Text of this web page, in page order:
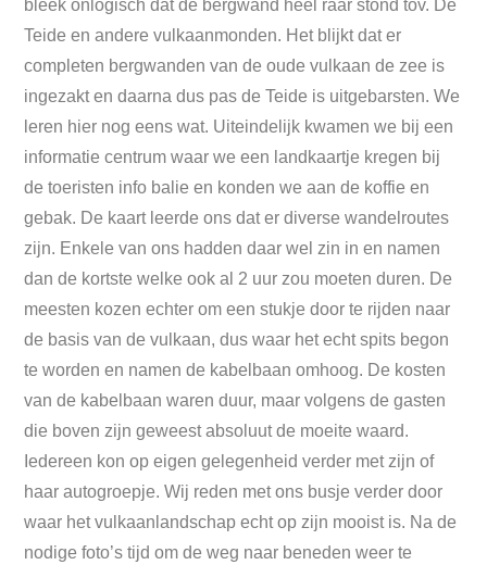
bleek onlogisch dat de bergwand heel raar stond tov. De
Teide en andere vulkaanmonden. Het blijkt dat er
completen bergwanden van de oude vulkaan de zee is
ingezakt en daarna dus pas de Teide is uitgebarsten. We
leren hier nog eens wat. Uiteindelijk kwamen we bij een
informatie centrum waar we een landkaartje kregen bij
de toeristen info balie en konden we aan de koffie en
gebak. De kaart leerde ons dat er diverse wandelroutes
zijn. Enkele van ons hadden daar wel zin in en namen
dan de kortste welke ook al 2 uur zou moeten duren. De
meesten kozen echter om een stukje door te rijden naar
de basis van de vulkaan, dus waar het echt spits begon
te worden en namen de kabelbaan omhoog. De kosten
van de kabelbaan waren duur, maar volgens de gasten
die boven zijn geweest absoluut de moeite waard.
Iedereen kon op eigen gelegenheid verder met zijn of
haar autogroepje. Wij reden met ons busje verder door
waar het vulkaanlandschap echt op zijn mooist is. Na de
nodige foto’s tijd om de weg naar beneden weer te